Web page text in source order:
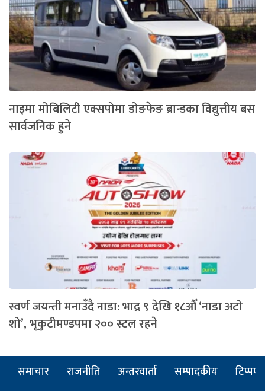
नाइमा मोबिलिटी एक्सपोमा डोङफेङ ब्रान्डका विद्युत्तीय बस
सार्वजनिक हुने
स्वर्ण जयन्ती मनाउँदै नाडा: भाद्र ९ देखि १८औँ ‘नाडा अटो
शो’, भृकुटीमण्डपमा २०० स्टल रहने
समाचार राजनीति अन्तरवार्ता सम्पादकीय टिप्पणी